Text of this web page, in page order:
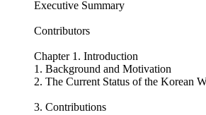
Executive Summary
Contributors
Chapter 1. Introduction
1. Background and Motivation
2. The Current Status of the Korean
3. Contributions